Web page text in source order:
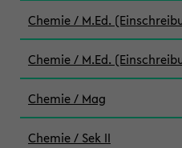
Chemie / M.Ed.
Chemie / M.Ed.
Chemie / Mag
Chemie / Sek II